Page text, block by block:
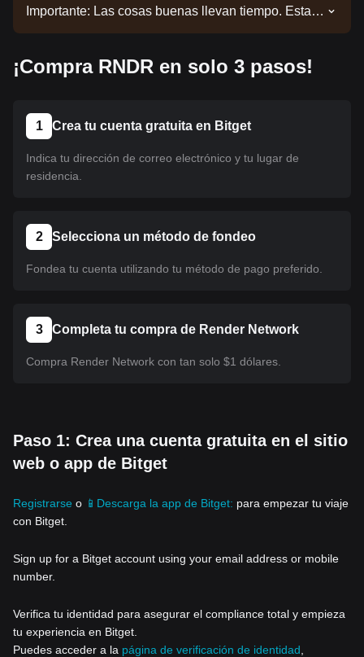
Importante: Las cosas buenas llevan tiempo. Esta
sobre los listados. Una vez que esté disponible en
criptomonedas listadas en Bitget.
¡Compra RNDR en solo 3 pasos!
1 Crea tu cuenta gratuita en Bitget
Indica tu dirección de correo electrónico y tu lugar de
residencia.
2 Selecciona un método de fondeo
Fondea tu cuenta utilizando tu método de pago preferido.
3 Completa tu compra de Render Network
Compra Render Network con tan solo $1 dólares.
Paso 1: Crea una cuenta gratuita en el sitio
web o app de Bitget
Registrarse o 📱Descarga la app de Bitget: para empezar tu viaje
con Bitget.
Sign up for a Bitget account using your email address or mobile
number.
Verifica tu identidad para asegurar el compliance total y empieza
tu experiencia en Bitget.
Puedes acceder a la página de verificación de identidad